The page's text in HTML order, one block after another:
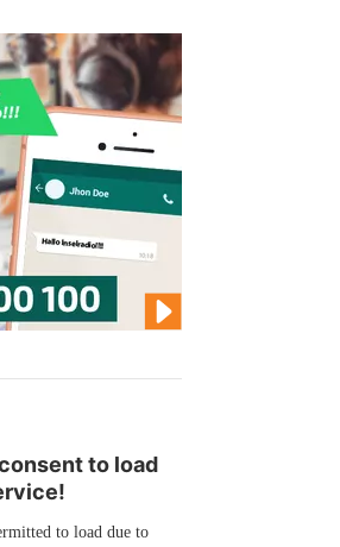
to load
to load due to